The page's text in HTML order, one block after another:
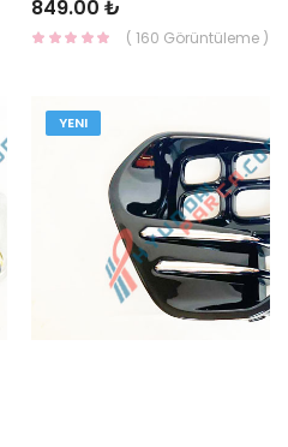
849.00 ₺
( 160 Görüntüleme )
YENI